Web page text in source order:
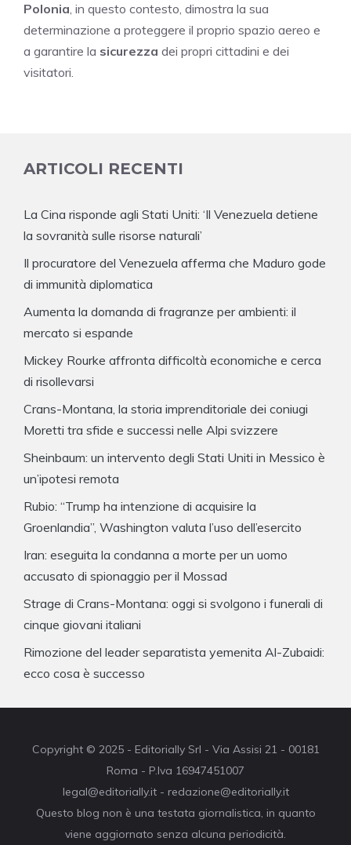
Polonia, in questo contesto, dimostra la sua
determinazione a proteggere il proprio spazio aereo e
a garantire la sicurezza dei propri cittadini e dei
visitatori.
ARTICOLI RECENTI
La Cina risponde agli Stati Uniti: ‘Il Venezuela detiene
la sovranità sulle risorse naturali’
Il procuratore del Venezuela afferma che Maduro gode
di immunità diplomatica
Aumenta la domanda di fragranze per ambienti: il
mercato si espande
Mickey Rourke affronta difficoltà economiche e cerca
di risollevarsi
Crans-Montana, la storia imprenditoriale dei coniugi
Moretti tra sfide e successi nelle Alpi svizzere
Sheinbaum: un intervento degli Stati Uniti in Messico è
un’ipotesi remota
Rubio: “Trump ha intenzione di acquisire la
Groenlandia”, Washington valuta l’uso dell’esercito
Iran: eseguita la condanna a morte per un uomo
accusato di spionaggio per il Mossad
Strage di Crans-Montana: oggi si svolgono i funerali di
cinque giovani italiani
Rimozione del leader separatista yemenita Al-Zubaidi:
ecco cosa è successo
Copyright © 2025 - Editorially Srl - Via Assisi 21 - 00181
Roma - P.Iva 16947451007
legal@editorially.it - redazione@editorially.it
Questo blog non è una testata giornalistica, in quanto
viene aggiornato senza alcuna periodicità.